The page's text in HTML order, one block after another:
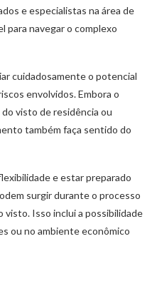
e especialistas na área de
para navegar o complexo
cuidadosamente o potencial
envolvidos. Embora o
visto de residência ou
também faça sentido do
e estar preparado
surgir durante o processo
visto. Isso inclui a possibilidade
ou no ambiente econômico